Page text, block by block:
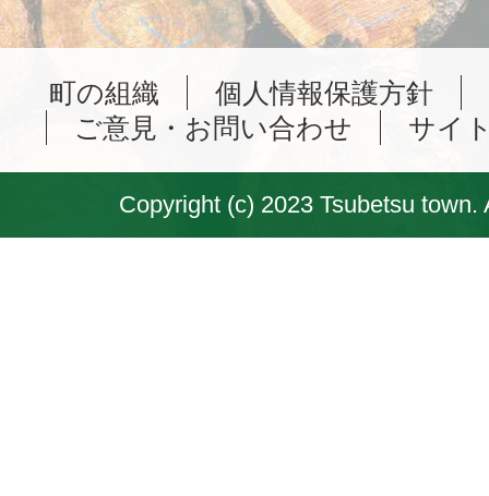
町の組織 個人情報保護方針
ご意見・お問い合わせ
サイ
Copyright (c) 2023 Tsubetsu